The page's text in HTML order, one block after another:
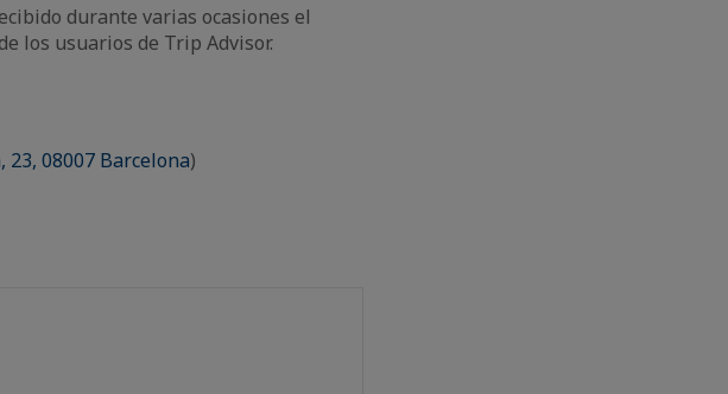
durante varias ocasiones el
los usuarios de Trip Advisor.
23, 08007 Barcelona)